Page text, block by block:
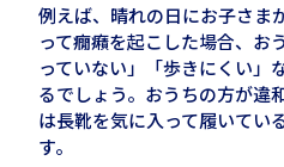
例えば、晴れの日にお子さま
って癇癪を起こした場合、お
っていない」「歩きにくい」
るでしょう。おうちの方が違
は長靴を気に入って履いてい
す。